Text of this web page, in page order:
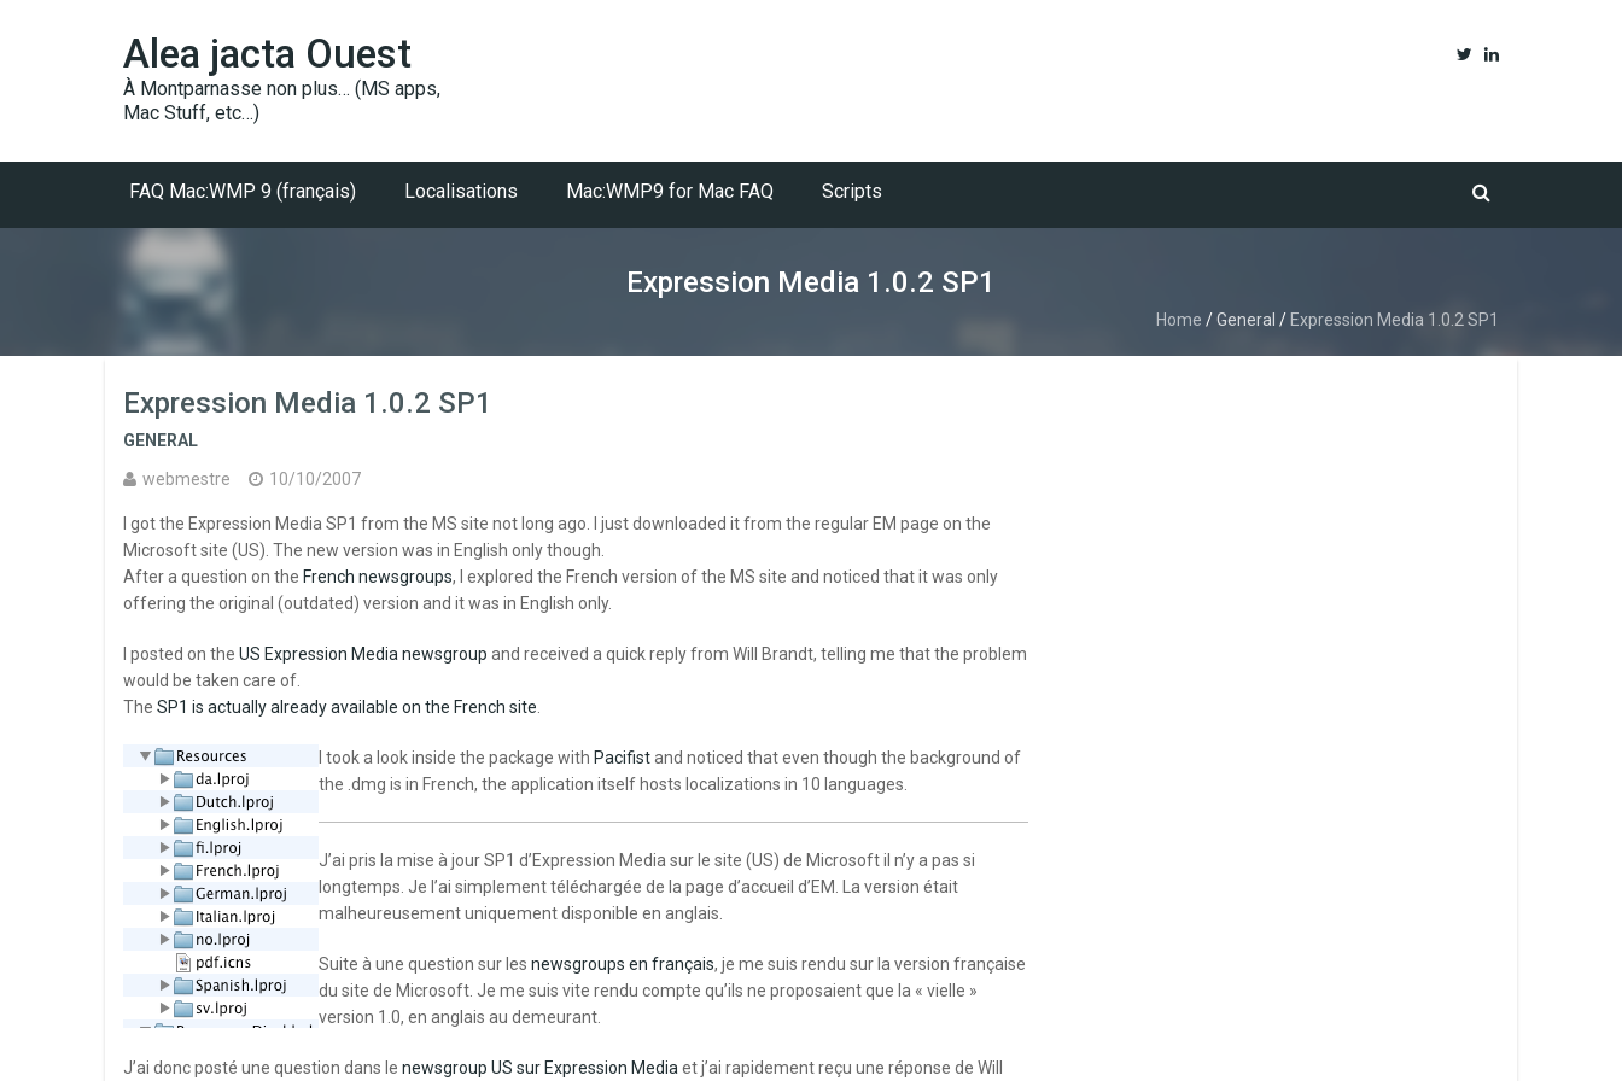
Alea jacta Ouest
À Montparnasse non plus… (MS apps,
Mac Stuff, etc…)
FAQ Mac:WMP 9 (français) Localisations Mac:WMP9 for Mac FAQ Scripts
Expression Media 1.0.2 SP1
Home /General / Expression Media 1.0.2 SP1
Expression Media 1.0.2 SP1
GENERAL
webmestre
10/10/2007
I got the Expression Media SP1 from the MS site not long ago. I just downloaded it from the regular EM page on the
Microsoft site (US). The new version was in English only though.
After a question on the French newsgroups, I explored the French version of the MS site and noticed that it was only
offering the original (outdated) version and it was in English only.
I posted on the US Expression Media newsgroup and received a quick reply from Will Brandt, telling me that the problem
would be taken care of.
The SP1 is actually already available on the French site
I took a look inside the package with Pacifistand noticed that even though the background of
the .dmg is in French, the application itself hosts localizations in 10 languages.
J’ai pris la mise à jour SP1 d’Expression Media sur le site (US) de Microsoft il n’y a pas si
longtemps. Je l’ai simplement téléchargée de la page d’accueil d’EM. La version était
malheureusement uniquement disponible en anglais.
Suite à une question sur les newsgroups en français, je me suis rendu sur la version française
du site de Microsoft. Je me suis vite rendu compte qu’ils ne proposaient que la « vielle »
version 1.0, en anglais au demeurant.
J’ai donc posté une question dans le newsgroup US sur Expression Media et j’ai rapidement reçu une réponse de Will